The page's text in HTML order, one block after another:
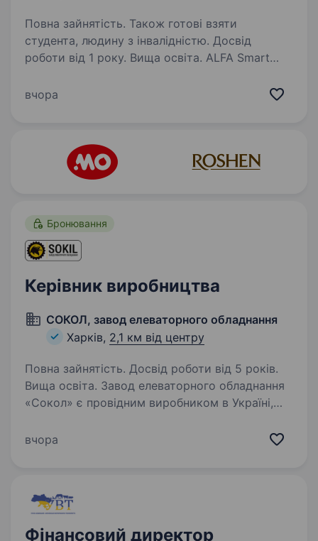
Повна зайнятість. Також готові взяти
студента, людину з інвалідністю. Досвід
роботи від 1 року. Вища освіта. ALFA Smart
хімічних засобів захисту рослин, котрий
у відділ розробок R&D. Основні вимоги:…
вчора
Бронювання
Керівник виробництва
СОКОЛ, завод елеваторного обладнання
Харків, 2,1 км від центру
Повна зайнятість. Досвід роботи від 5 років.
Вища освіта. Завод елеваторного обладнання
«Сокол» є провідним виробником в Україні,
вакансія на посаду Керівник виробництва.
вчора
Фінансовий директор